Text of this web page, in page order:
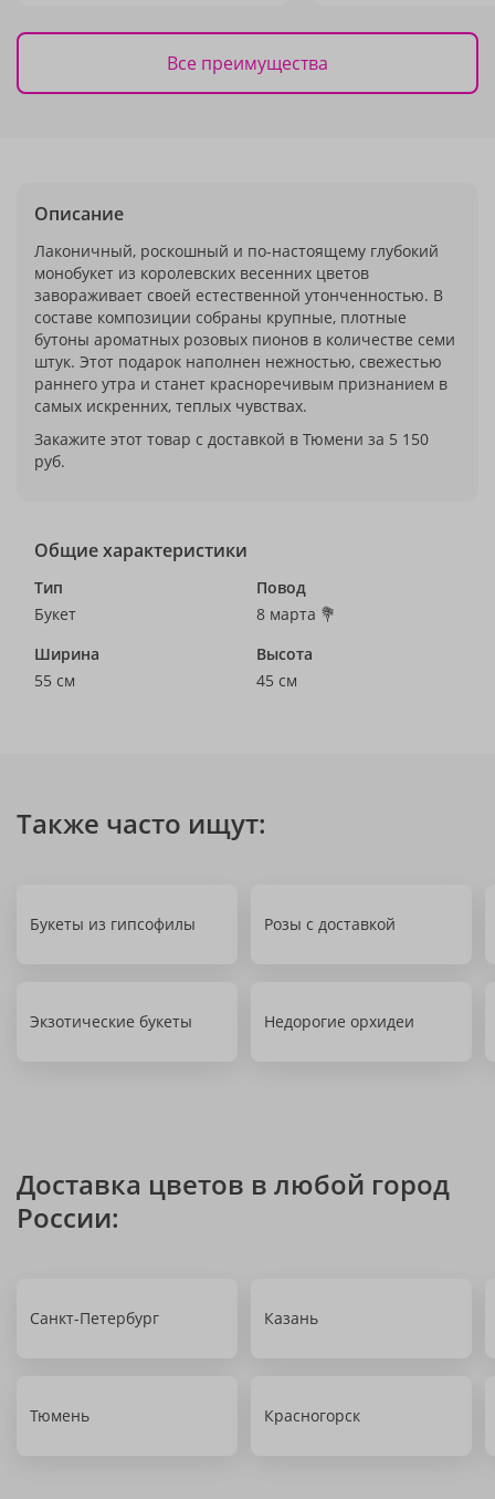
Все преимущества
Описание
Лаконичный, роскошный и по-настоящему глубокий
монобукет из королевских весенних цветов
завораживает своей естественной утонченностью. В
составе композиции собраны крупные, плотные
бутоны ароматных розовых пионов в количестве семи
штук. Этот подарок наполнен нежностью, свежестью
раннего утра и станет красноречивым признанием в
самых искренних, теплых чувствах.
Закажите этот товар с доставкой в Тюмени за 5 150
руб.
Общие характеристики
Тип
Букет
Повод
8 марта 💐
Ширина
55 см
Высота
45 см
Также часто ищут:
Букеты из гипсофилы Розы с доставкой
Экзотические букеты Недорогие орхидеи
Доставка цветов в любой город
России:
Санкт-Петербург Казань
Тюмень Красногорск